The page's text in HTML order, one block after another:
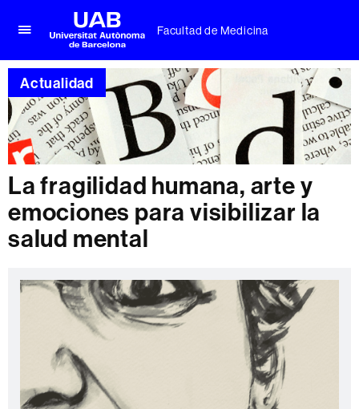
aquí
para
desplegar
el
menú
de
Facultad
Medicina
Universitat
Autònoma
de
Barcelona
Facultad de Medicina
Actualidad
La fragilidad humana, arte y
emociones para visibilizar la
salud mental